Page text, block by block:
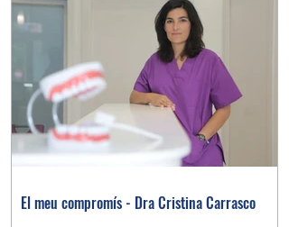
El meu compromís - Dra Cristina Carrasco